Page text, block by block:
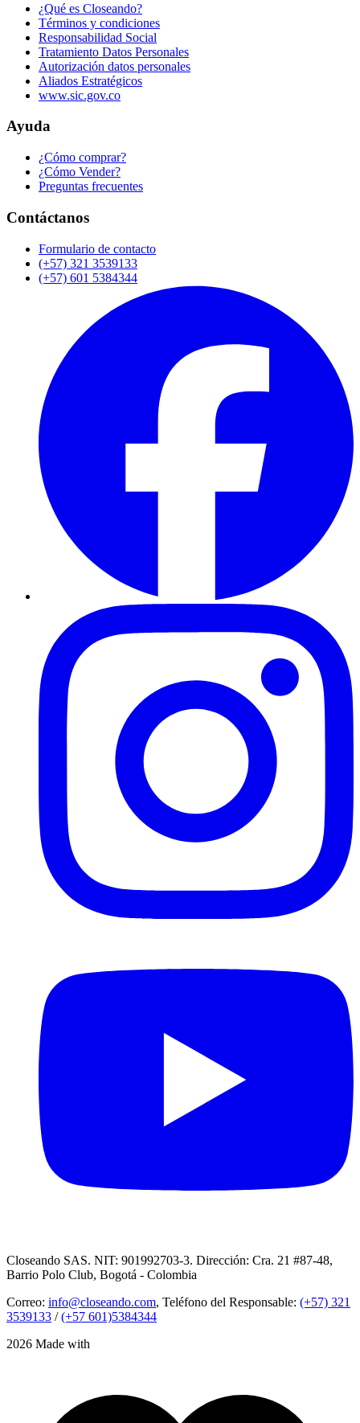
¿Qué es Closeando?
Términos y condiciones
Responsabilidad Social
Tratamiento Datos Personales
Autorización datos personales
Aliados Estratégicos
www.sic.gov.co
Ayuda
¿Cómo comprar?
¿Cómo Vender?
Preguntas frecuentes
Contáctanos
Formulario de contacto
(+57) 321 3539133
(+57) 601 5384344
Closeando SAS. NIT: 901992703-3. Dirección: Cra. 21 #87-48,
Barrio Polo Club, Bogotá - Colombia
Correo: info@closeando.com, Teléfono del Responsable: (+57) 321
3539133 /(+57 601)5384344
2026 Made with